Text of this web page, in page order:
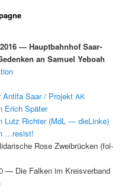
— Haupt­bahn­hof Saar­
an Samuel Yeboah
Antifa Saar / Pro­jekt AK
Erich Später
Lutz Richter (MdL — dieLinke)
…resist!
Rose Zweibrück­en (fol­
— Die Falken im Kreisver­band